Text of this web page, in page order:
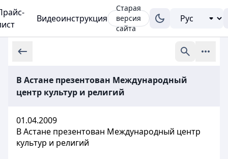
Видеоинструкция
Старая
версия
сайта
В Астане презентован Международный
центр культур и религий
01.04.2009
В Астане презентован Международный центр
культур и религий